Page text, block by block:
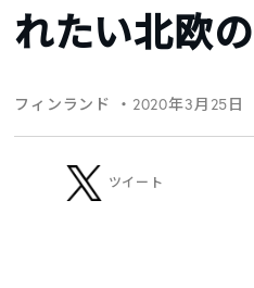
れたい北欧
フィンランド ・2020年3月25日
ツイート